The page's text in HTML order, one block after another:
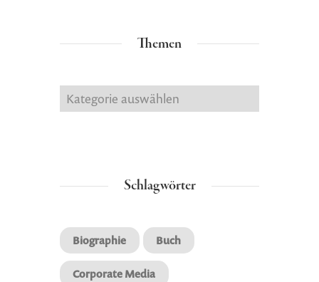
Themen
Themen
Schlagwörter
Biographie Buch
Corporate Media